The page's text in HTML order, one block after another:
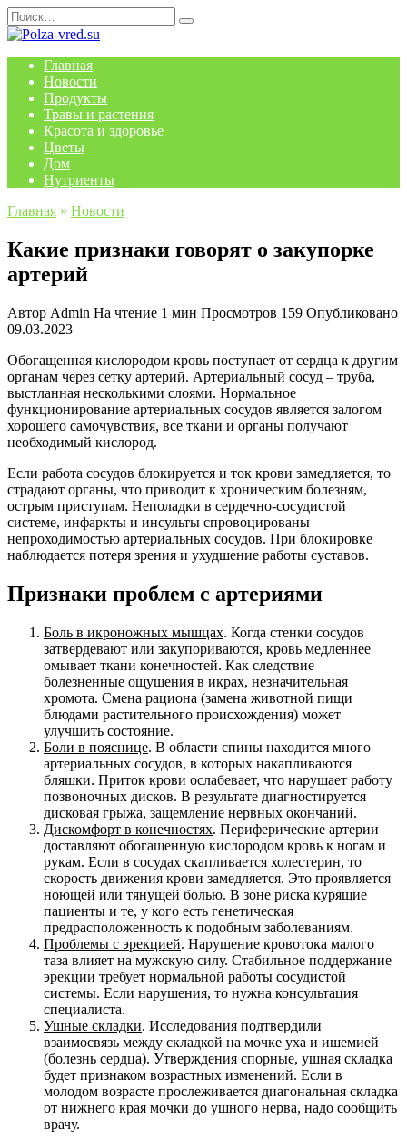
Перейти
к
Search
for:
Главная
Новости
Продукты
Травы и растения
Красота и здоровье
Цветы
Дом
Нутриенты
Главная » Новости
Какие признаки говорят о закупорке
артерий
Автор Admin На чтение 1 мин Просмотров 159 Опубликовано
09.03.2023
Обогащенная кислородом кровь поступает от сердца к другим
органам через сетку артерий. Артериальный сосуд – труба,
выстланная несколькими слоями. Нормальное
функционирование артериальных сосудов является залогом
хорошего самочувствия, все ткани и органы получают
необходимый кислород.
Если работа сосудов блокируется и ток крови замедляется, то
страдают органы, что приводит к хроническим болезням,
острым приступам. Неполадки в сердечно-сосудистой
системе, инфаркты и инсульты спровоцированы
непроходимостью артериальных сосудов. При блокировке
наблюдается потеря зрения и ухудшение работы суставов.
Признаки проблем с артериями
Боль в икроножных мышцах. Когда стенки сосудов
затвердевают или закупориваются, кровь медленнее
омывает ткани конечностей. Как следствие –
болезненные ощущения в икрах, незначительная
хромота. Смена рациона (замена животной пищи
блюдами растительного происхождения) может
улучшить состояние.
Боли в пояснице. В области спины находится много
артериальных сосудов, в которых накапливаются
бляшки. Приток крови ослабевает, что нарушает работу
позвоночных дисков. В результате диагностируется
дисковая грыжа, защемление нервных окончаний.
Дискомфорт в конечностях. Периферические артерии
доставляют обогащенную кислородом кровь к ногам и
рукам. Если в сосудах скапливается холестерин, то
скорость движения крови замедляется. Это проявляется
ноющей или тянущей болью. В зоне риска курящие
пациенты и те, у кого есть генетическая
предрасположенность к подобным заболеваниям.
Проблемы с эрекцией. Нарушение кровотока малого
таза влияет на мужскую силу. Стабильное поддержание
эрекции требует нормальной работы сосудистой
системы. Если нарушения, то нужна консультация
специалиста.
Ушные складки. Исследования подтвердили
взаимосвязь между складкой на мочке уха и ишемией
(болезнь сердца). Утверждения спорные, ушная складка
будет признаком возрастных изменений. Если в
молодом возрасте прослеживается диагональная складка
от нижнего края мочки до ушного нерва, надо сообщить
врачу.